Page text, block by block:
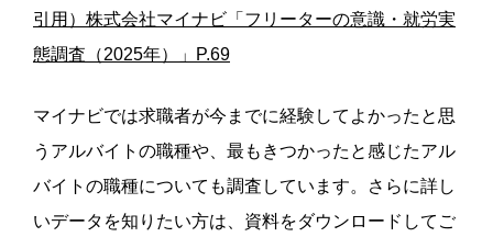
引用）株式会社マイナビ「フリーターの意識・就労実
態調査（2025年）」P.69
マイナビでは求職者が今までに経験してよかったと思
うアルバイトの職種や、最もきつかったと感じたアル
バイトの職種についても調査しています。さらに詳し
いデータを知りたい方は、資料をダウンロードしてご